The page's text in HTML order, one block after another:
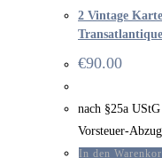
2 Vintage
€90.00
nach §25a
Vorsteuer-
In den